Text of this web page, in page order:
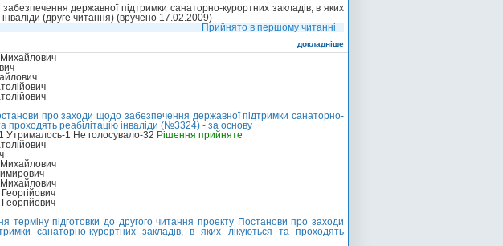
державної підтримки санаторно-курортних закладів, в яких
(друге читання) (вручено 17.02.2009)
Прийнято в першому читанні
докладніше
про заходи щодо забезпечення державної підтримки санаторно-
проходять реабілітацію інваліди (№3324) - за основу
Утрималось-1 Не голосувало-32 Рішення прийняте
терміну підготовки до другого читання проекту Постанови про заходи
санаторно-курортних закладів, в яких лікуються та проходять